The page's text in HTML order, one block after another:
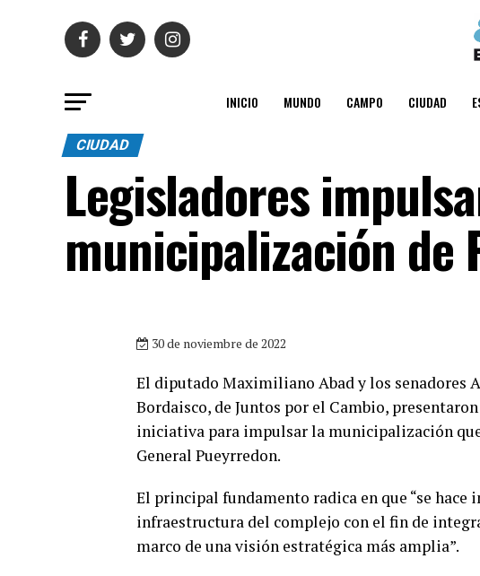
INICIO MUNDO CAMPO CIUDAD
CIUDAD
Legisladores
municipalización de
30 de noviembre de 2022
El diputado Maximiliano Abad y los senadores
Bordaisco, de Juntos por el Cambio,
iniciativa para impulsar la municipalización
General Pueyrredon.
El principal fundamento radica en que “se
infraestructura del complejo con el fin de
marco de una visión estratégica más amplia”.